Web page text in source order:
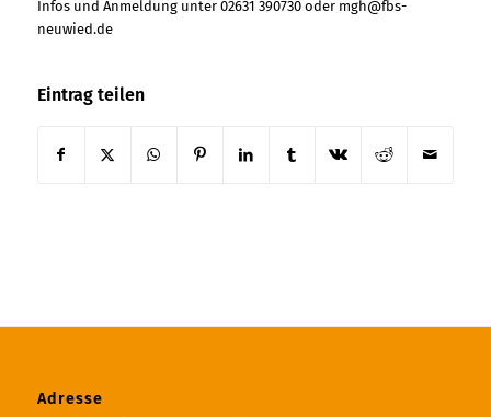
Infos und Anmeldung unter 02631 390730 oder mgh@fbs-
neuwied.de
Eintrag teilen
Adresse